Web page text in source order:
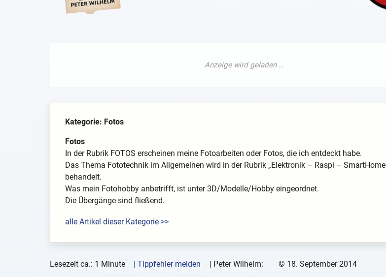
Kategorie: Fotos
Fotos
In der Rubrik FOTOS erscheinen meine Fotoarbeiten oder Fotos, die ich entdeckt habe.
Das Thema Fototechnik im Allgemeinen wird in der Rubrik „Elektronik – Raspi – SmartHome
behandelt.
Was mein Fotohobby anbetrifft, ist unter 3D/Modelle/Hobby eingeordnet.
Die Übergänge sind fließend.
alle Artikel dieser Kategorie >>
Lesezeit ca.: 1 Minute | Tippfehler melden Peter Wilhelm: © 18. September 2014